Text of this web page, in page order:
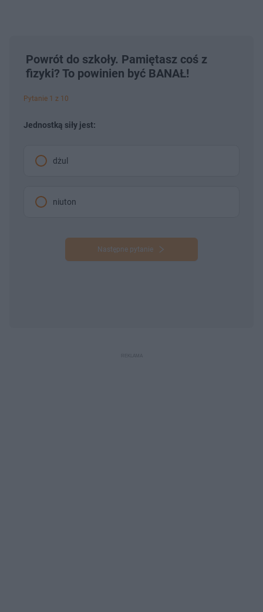
Powrót do szkoły. Pamiętasz coś z
fizyki? To powinien być BANAŁ!
Pytanie 1 z 10
Jednostką siły jest:
dżul
niuton
Następne pytanie